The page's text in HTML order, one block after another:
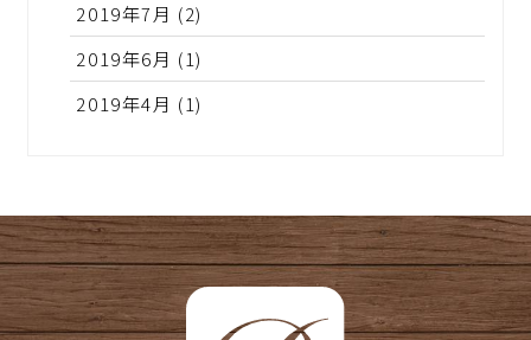
2019年7月 (2)
2019年6月 (1)
2019年4月 (1)